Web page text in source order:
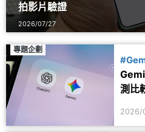
拍影片驗證
2026/07/27
專題企劃
測比
2026/